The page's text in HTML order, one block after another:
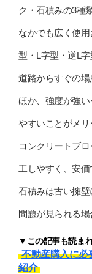
ク・石積みの3種
なかでも広く使
型・L字型・逆L字
道路からすぐの
ほか、強度が強
やすいことがメリ
コンクリートブ
工しやすく、安価
石積みは古い擁
問題が見られる場
▼この記事も読ま
不動産購入に必
紹介